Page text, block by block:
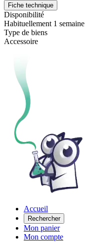
Fiche technique
Disponibilité
Habituellement 1 semaine
Type de biens
Accessoire
Accueil
Rechercher
Mon panier
Mon compte